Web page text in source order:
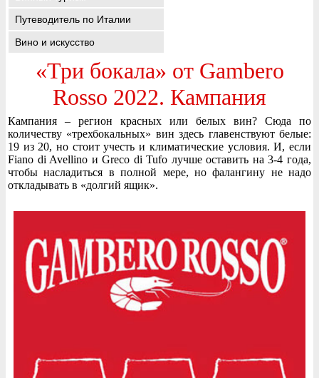
Путеводитель по Италии
Вино и искусство
«Три бокала» от Gambero
Rosso 2022. Кампания
Кампания – регион красных или белых вин? Сюда по
количеству «трехбокальных» вин здесь главенствуют белые:
19 из 20, но стоит учесть и климатические условия. И, если
Fiano di Avellino и Greco di Tufo лучше оставить на 3-4 года,
чтобы насладиться в полной мере, но фалангину не надо
откладывать в «долгий ящик».